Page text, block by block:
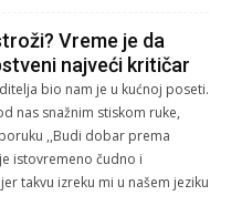
Vreme je da
najveći kritičar
bio nam je u kućnoj poseti.
nas snažnim stiskom ruke,
,,Budi dobar prema
istovremeno čudno i
takvu izreku mi u našem jeziku